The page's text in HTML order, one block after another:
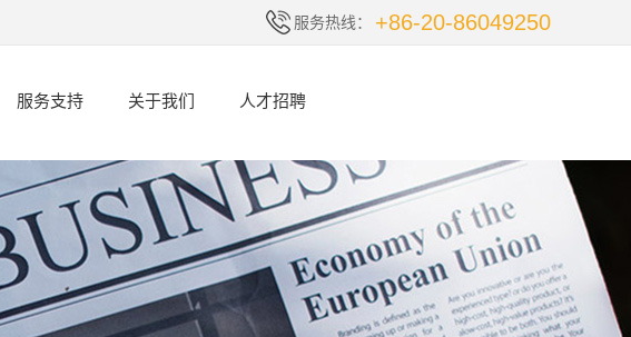
服务热线： +86-20-86049250
服务支持 关于我们 人才招聘